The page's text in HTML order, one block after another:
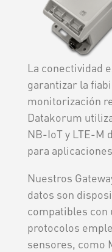
La conectividad
garantizar la
monitorización
Datakorum
NB-IoT y LTE-M
para
Nuestros
datos son
compatibles con
protocolos
sensores, como